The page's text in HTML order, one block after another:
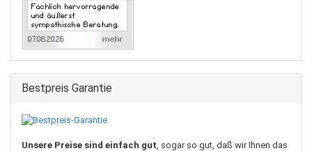
Bestpreis Garantie
Unsere Preise sind einfach gut , sogar so gut, daß wir Ihnen das